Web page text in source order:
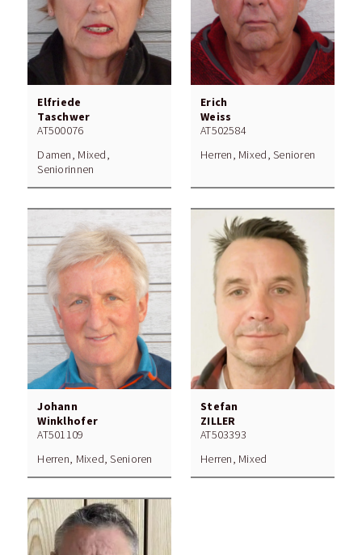
Elfriede
Taschwer
AT500076
Damen, Mixed,
Seniorinnen
Erich
Weiss
AT502584
Herren, Mixed, Senioren
Johann
Winklhofer
AT501109
Herren, Mixed, Senioren
Stefan
ZILLER
AT503393
Herren, Mixed